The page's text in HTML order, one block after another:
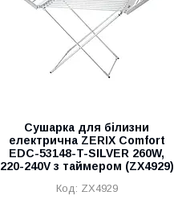
Сушарка для білизни
електрична ZERIX Comfort
EDC-53148-T-SILVER 260W,
220-240V з таймером (ZX4929)
ZX4929